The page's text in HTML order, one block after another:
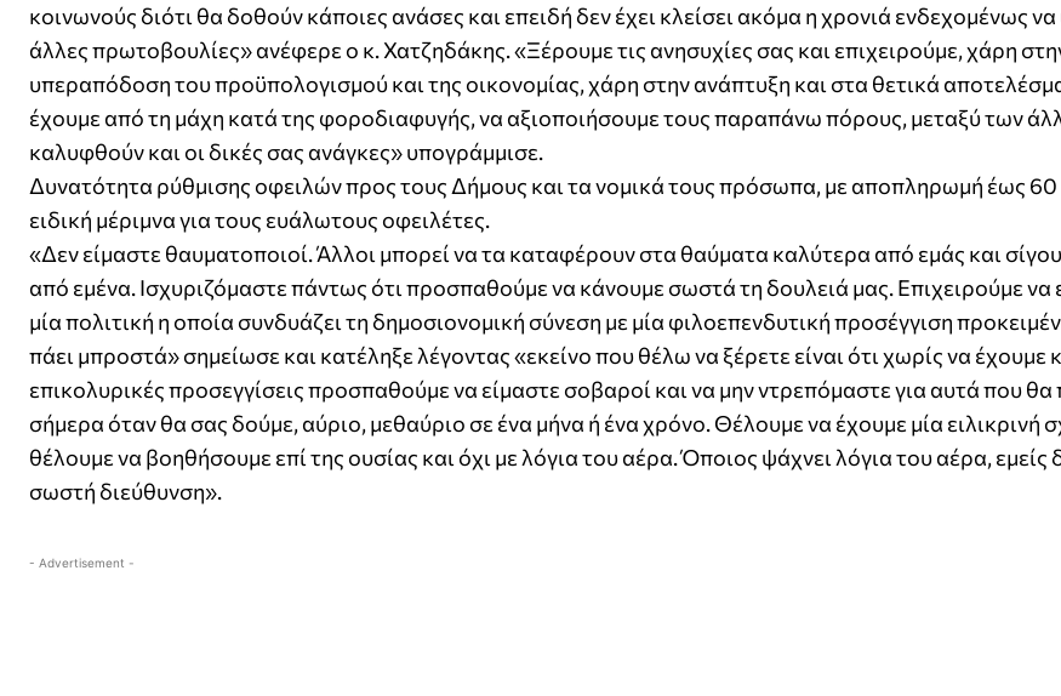
κοινωνούς διότι θα δοθούν κάποιες ανάσες και επειδή δεν έχει κλείσει ακόμα η χρονιά ενδεχομένως
άλλες πρωτοβουλίες» ανέφερε ο κ. Χατζηδάκης. «Ξέρουμε τις ανησυχίες σας και επιχειρούμε, χάρη
υπεραπόδοση του προϋπολογισμού και της οικονομίας, χάρη στην ανάπτυξη και στα θετικά
έχουμε από τη μάχη κατά της φοροδιαφυγής, να αξιοποιήσουμε τους παραπάνω πόρους, μεταξύ των
καλυφθούν και οι δικές σας ανάγκες» υπογράμμισε.
Δυνατότητα ρύθμισης οφειλών προς τους Δήμους και τα νομικά τους πρόσωπα, με αποπληρωμή έως 60
ειδική μέριμνα για τους ευάλωτους οφειλέτες.
«Δεν είμαστε θαυματοποιοί. Άλλοι μπορεί να τα καταφέρουν στα θαύματα καλύτερα από εμάς και
από εμένα. Ισχυριζόμαστε πάντως ότι προσπαθούμε να κάνουμε σωστά τη δουλειά μας. Επιχειρούμε
μία πολιτική η οποία συνδυάζει τη δημοσιονομική σύνεση με μία φιλοεπενδυτική προσέγγιση
πάει μπροστά» σημείωσε και κατέληξε λέγοντας «εκείνο που θέλω να ξέρετε είναι ότι χωρίς να έχουμε
επικολυρικές προσεγγίσεις προσπαθούμε να είμαστε σοβαροί και να μην ντρεπόμαστε για αυτά που θα
σήμερα όταν θα σας δούμε, αύριο, μεθαύριο σε ένα μήνα ή ένα χρόνο. Θέλουμε να έχουμε μία ειλικρινή
θέλουμε να βοηθήσουμε επί της ουσίας και όχι με λόγια του αέρα. Όποιος ψάχνει λόγια του αέρα, εμείς
σωστή διεύθυνση».
- Advertisement -